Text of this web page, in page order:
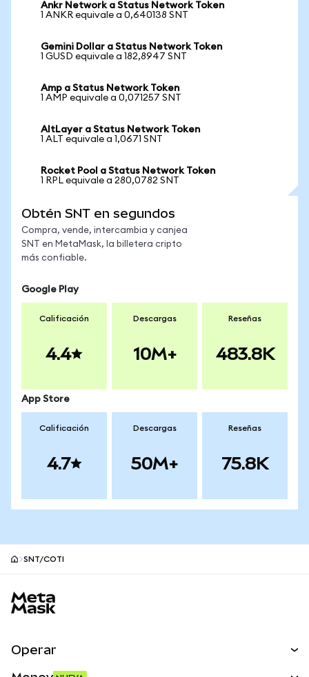
Ankr Network a Status Network Token
1 ANKR equivale a 0,640138 SNT
Gemini Dollar a Status Network Token
1 GUSD equivale a 182,8947 SNT
Amp a Status Network Token
1 AMP equivale a 0,071257 SNT
AltLayer a Status Network Token
1 ALT equivale a 1,0671 SNT
Rocket Pool a Status Network Token
1 RPL equivale a 280,0782 SNT
Obtén SNT en segundos
Compra, vende, intercambia y canjea
SNT en MetaMask, la billetera cripto
más confiable.
Google Play
Calificación
4.4
Descargas
10M+
Reseñas
483.8K
App Store
Calificación
4.7
Descargas
50M+
Reseñas
75.8K
SNT/COTI
Operar